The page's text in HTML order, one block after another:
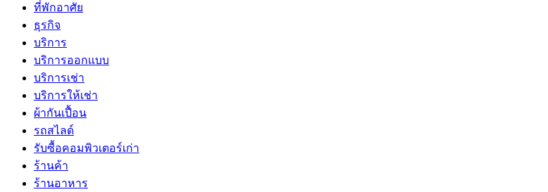
ที่พักอาศัย
ธุรกิจ
บริการ
บริการออกแบบ
บริการเช่า
บริการให้เช่า
ผ้ากันเปื้อน
รถสไลด์
รับซื้อคอมพิวเตอร์เก่า
ร้านค้า
ร้านอาหาร